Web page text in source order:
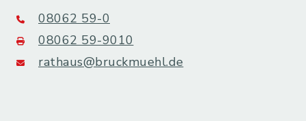
08062 59-0
08062 59-9010
rathaus@bruckmuehl.de